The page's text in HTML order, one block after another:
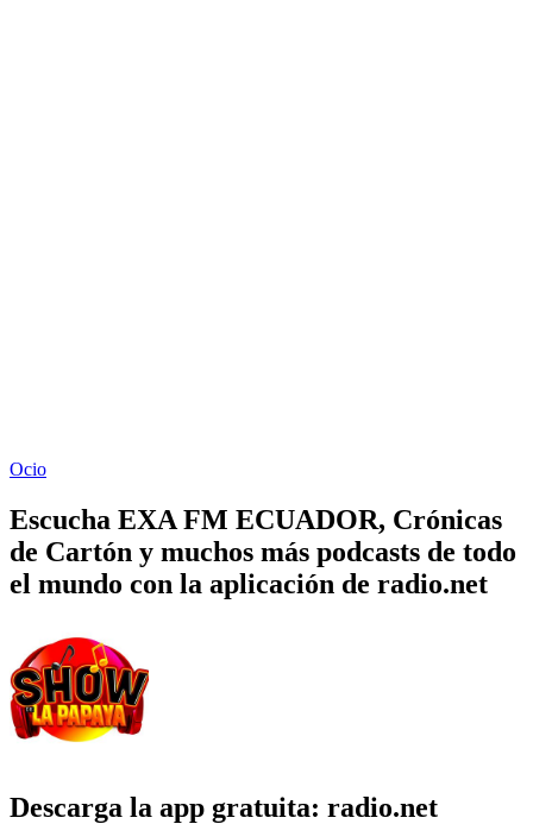
Ocio
Escucha EXA FM ECUADOR, Crónicas
de Cartón y muchos más podcasts de todo
el mundo con la aplicación de radio.net
Descarga la app gratuita: radio.net